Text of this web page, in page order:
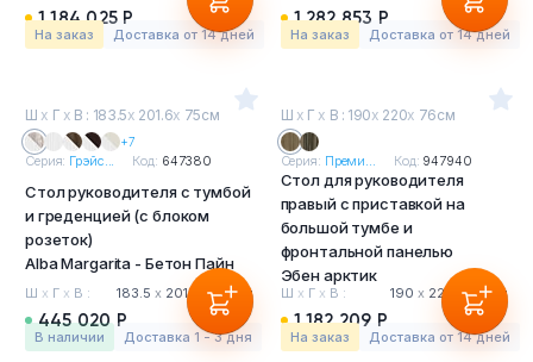
1 184 025 Р
На заказ Доставка от 14 дней
1 282 853 Р
На заказ Доставка от 14 дней
Ш х Г х В : 183.5х 201.6х 75см
+7
Серия: Грэйс... Код: 647380
Стол руководителя с тумбой
и греденцией (с блоком
розеток)
Alba Margarita - Бетон Пайн
Ш х Г х В : 183.5 х201.6 х75 см
445 020 Р
в наличии Доставка 1 - 3 дня
Ш х Г х В : 190х 220х 76см
Серия: Преми... Код: 947940
Стол для руководителя
правый с приставкой на
большой тумбе и
фронтальной панелью
Эбен арктик
Ш х Г х В : 190 х 220 х76 см
1 182 209 Р
На заказ Доставка от 14 дней